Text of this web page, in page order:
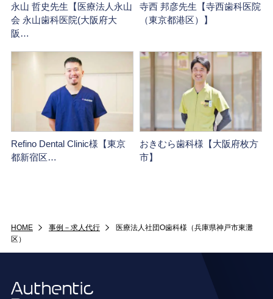
永山 哲史先生【医療法人永山
会 永山歯科医院(大阪府大
阪…
寺西 邦彦先生【寺西歯科医院
（東京都港区）】
Refino Dental Clinic様【東京
都新宿区…
おきむら歯科様【大阪府枚方
市】
HOME 事例－求人代行
医療法人社団O歯科様（兵庫県神戸市東灘
区）